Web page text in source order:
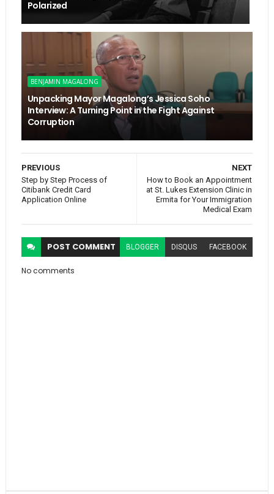
Polarized
BENJAMIN MAGALONG
Unpacking Mayor Magalong’s Jessica Soho
Interview: A Turning Point in the Fight Against
Corruption
NEXT
How to Book an Appointment
at St. Lukes Extension Clinic in
Ermita for Your Immigration
Medical Exam
PREVIOUS
Step by Step Process of
Citibank Credit Card
Application Online
POST COMMENT BLOGGER DISQUS FACEBOOK
No comments